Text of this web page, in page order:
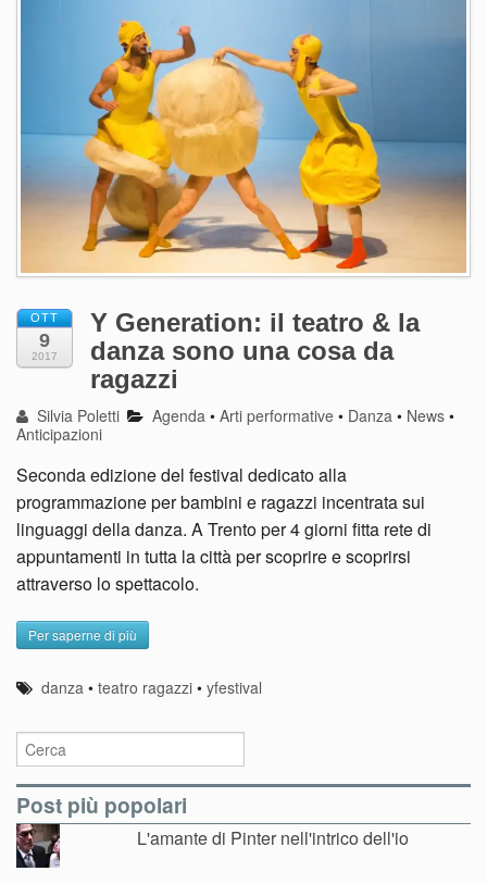
OTT
9
2017
Y Generation: il teatro & la
danza sono una cosa da
ragazzi
Silvia Poletti Agenda •Arti performative • Danza • News •
Anticipazioni
Seconda edizione del festival dedicato alla
programmazione per bambini e ragazzi incentrata sui
linguaggi della danza. A Trento per 4 giorni fitta rete di
appuntamenti in tutta la città per scoprire e scoprirsi
attraverso lo spettacolo.
Per saperne di più
danza •teatro ragazzi •yfestival
Post più popolari
L'amante di Pinter nell'intrico dell'io